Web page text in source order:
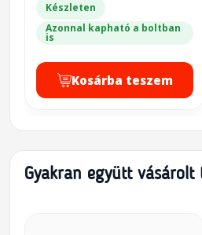
Készleten
Azonnal kapható a boltban
is
Kosárba teszem
Gyakran együtt vásárolt